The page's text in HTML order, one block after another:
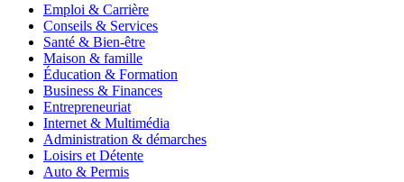
Emploi & Carrière
Conseils & Services
Santé & Bien-être
Maison & famille
Éducation & Formation
Business & Finances
Entrepreneuriat
Internet & Multimédia
Administration & démarches
Loisirs et Détente
Auto & Permis